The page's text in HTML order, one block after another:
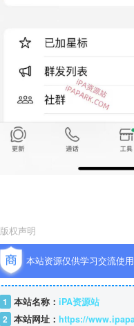
版权声明
本站资源仅供学习交流使
1 本站名称： iPA资源站
2 本站网址： https://